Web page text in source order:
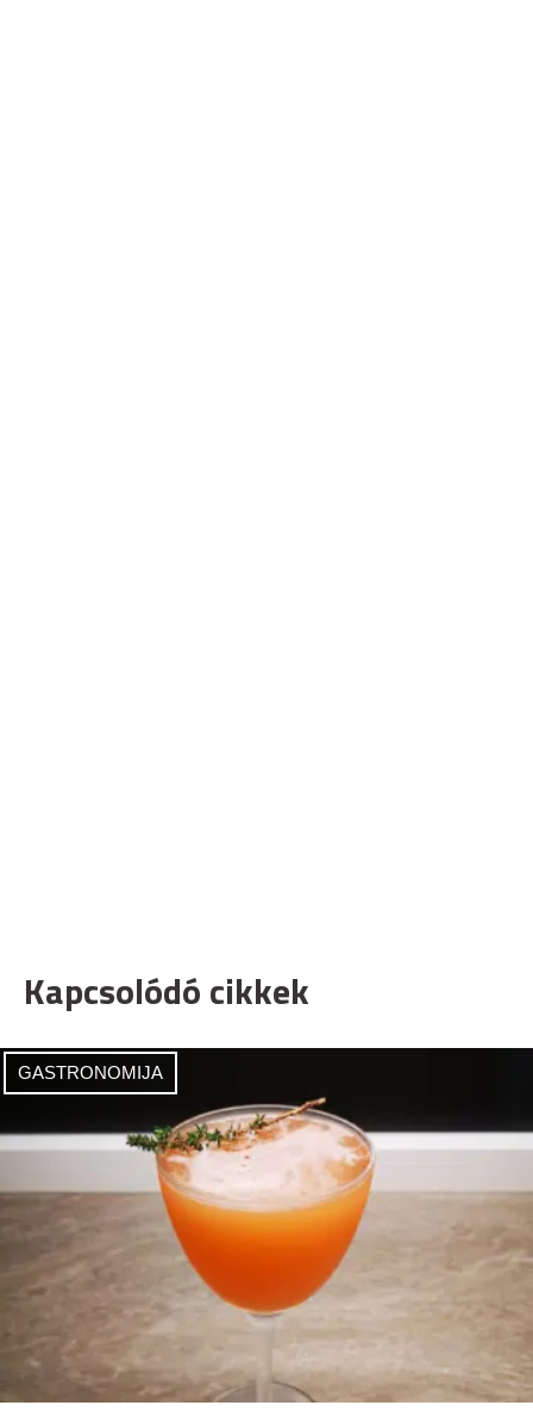
Kapcsolódó cikkek
GASTRONOMIJA